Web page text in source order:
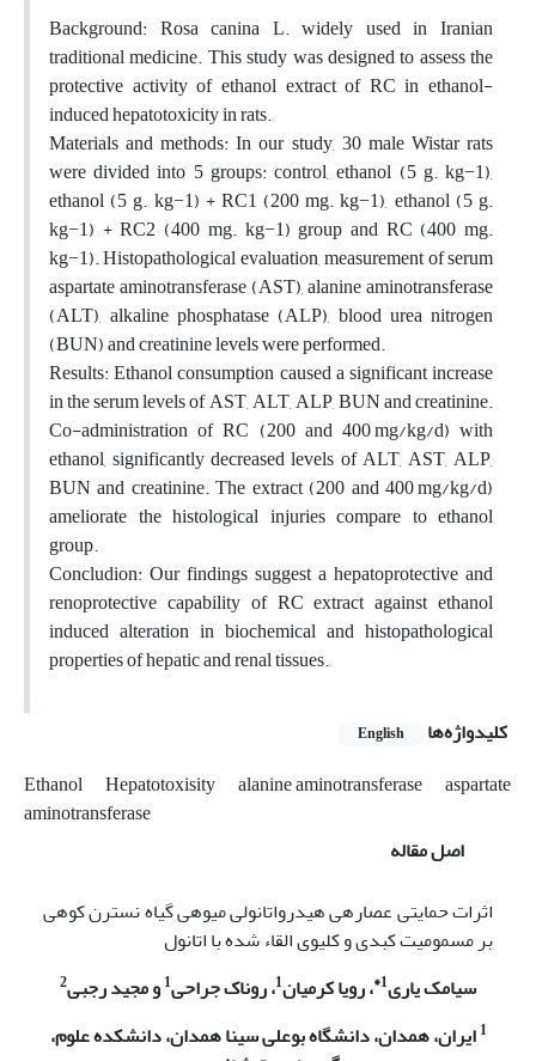
Background: Rosa canina L. widely used in Iranian
traditional medicine. This study was designed to assess the
protective activity of ethanol extract of RC in ethanol-
induced hepatotoxicity in rats.
Materials and methods: In our study, 30 male Wistar rats
were divided into 5 groups: control, ethanol (5 g. kg−1),
ethanol (5 g. kg−1) + RC1 (200 mg. kg−1), ethanol (5 g.
kg−1) + RC2 (400 mg. kg−1) group and RC (400 mg.
kg−1). Histopathological evaluation, measurement of serum
aspartate aminotransferase (AST), alanine aminotransferase
(ALT), alkaline phosphatase (ALP), blood urea nitrogen
(BUN) and creatinine levels were performed.
Results: Ethanol consumption caused a significant increase
in the serum levels of AST, ALT, ALP, BUN and creatinine.
Co-administration of RC (200 and 400 mg/kg/d) with
ethanol, significantly decreased levels of ALT, AST, ALP,
BUN and creatinine. The extract (200 and 400 mg/kg/d)
ameliorate the histological injuries compare to ethanol
group.
Concludion: Our findings suggest a hepatoprotective and
renoprotective capability of RC extract against ethanol
induced alteration in biochemical and histopathological
properties of hepatic and renal tissues.
کلیدواژه‌ها
English
Ethanol Hepatotoxisity alanine aminotransferase
aspartate
aminotransferase
اصل مقاله
اثرات حمایتی عصاره­ی هیدرواتانولی میوه­ی گیاه نسترن کوهی
بر مسمومیت کبدی و کلیوی القاء شده با اتانول
سیامک یاری1* ، رویا کرمیان1، روناک جراحی1و مجید رجبی2
1ایران، همدان، دانشگاه بوعلی سینا همدان، دانشکده علوم،